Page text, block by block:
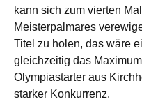
kann sich zum vierten
Meisterpalmares
Titel zu holen, das wäre
gleichzeitig das
Olympiastarter aus
starker Konkurrenz.